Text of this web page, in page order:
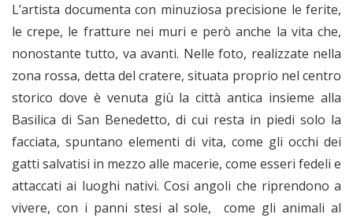
L’artista documenta con minuziosa precisione le ferite,
le crepe, le fratture nei muri e però anche la vita che,
nonostante tutto, va avanti. Nelle foto, realizzate nella
zona rossa, detta del cratere, situata proprio nel centro
storico dove è venuta giù la città antica insieme alla
Basilica di San Benedetto, di cui resta in piedi solo la
facciata, spuntano elementi di vita, come gli occhi dei
gatti salvatisi in mezzo alle macerie, come esseri fedeli e
attaccati ai luoghi nativi. Cosi angoli che riprendono a
vivere, con i panni stesi al sole, come gli animali al